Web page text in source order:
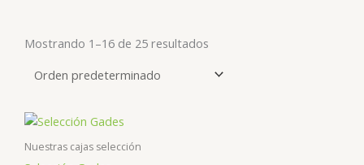
Mostrando 1–16 de 25 resultados
Nuestras cajas selección